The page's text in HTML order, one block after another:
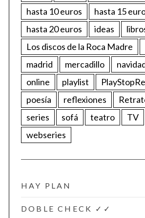
hasta 10 euros
hasta 15
hasta 20 euros
ideas
Los discos de la Roca Madre
madrid
mercadillo
online
playlist
poesía
reflexiones
series
sofá teatro TV
webseries
HAY PLAN
DOBLE CHECK ✓✓